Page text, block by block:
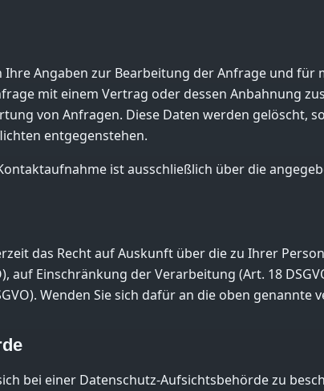
Angaben zur Bearbeitung der Anfrage und
mit einem Vertrag oder dessen Anbahnung
von Anfragen. Diese Daten werden gelöscht,
entgegenstehen.
ist ausschließlich über die
das Recht auf Auskunft über die zu Ihrer
auf Einschränkung der Verarbeitung (Art. 18
Wenden Sie sich dafür an die oben genannte
bei einer Datenschutz-Aufsichtsbehörde zu